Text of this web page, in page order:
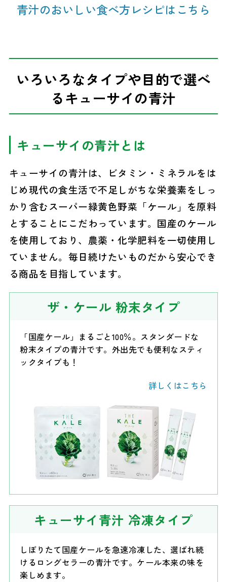
青汁のおいしい食べ方レシピはこちら
いろいろなタイプや目的で選べ
るキューサイの青汁
キューサイの青汁とは
キューサイの青汁は、ビタミン・ミネラルをは
じめ現代の食生活で不足しがちな栄養素をしっ
かり含むスーパー緑黄色野菜「ケール」を原料
とすることにこだわっています。国産のケール
を使用しており、農薬・化学肥料を一切使用し
ていません。毎日続けたいものだから安心でき
る商品を目指しています。
ザ・ケール 粉末タイプ
「国産ケール」まるごと100％。スタンダードな
粉末タイプの青汁です。外出先でも便利なスティ
ックタイプも！
詳しくはこちら
キューサイ青汁冷凍タイプ
しぼりたて国産ケールを急速冷凍した、選ばれ続
けるロングセラーの青汁です。ケール本来の味を
楽しめます。